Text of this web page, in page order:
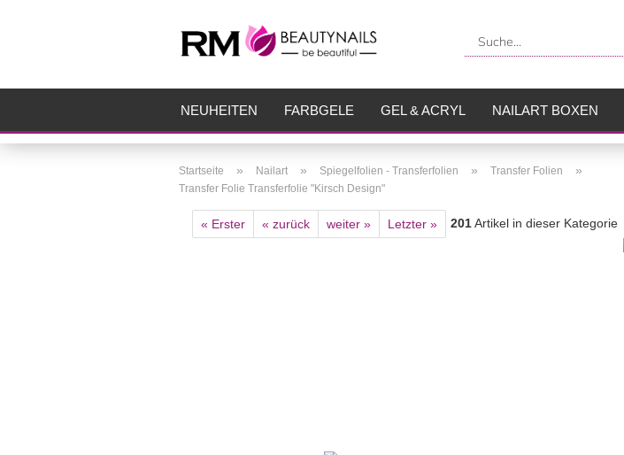
NEUHEITEN FARBGELE GEL & ACRYL NAILART BOXEN
Startseite » Nailart » Spiegelfolien - Transferfolien » Transfer Folien »
Transfer Folie Transferfolie "Kirsch Design"
« Erster « zurück weiter » Letzter » 201Artikel in dieser Kategorie